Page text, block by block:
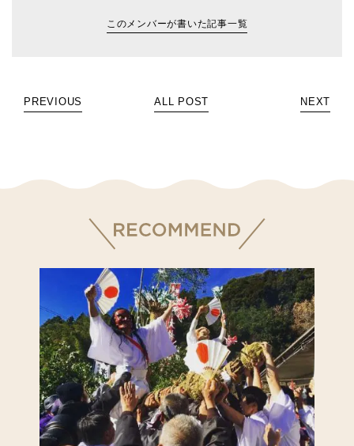
このメンバーが書いた記事一覧
PREVIOUS ALL POST NEXT